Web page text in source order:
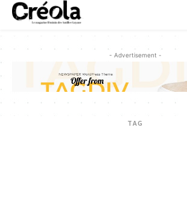
- Advertisement -
TAG